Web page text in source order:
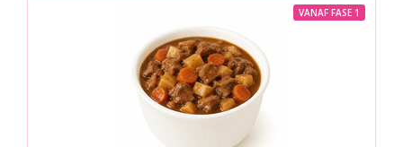
VANAF FASE 1